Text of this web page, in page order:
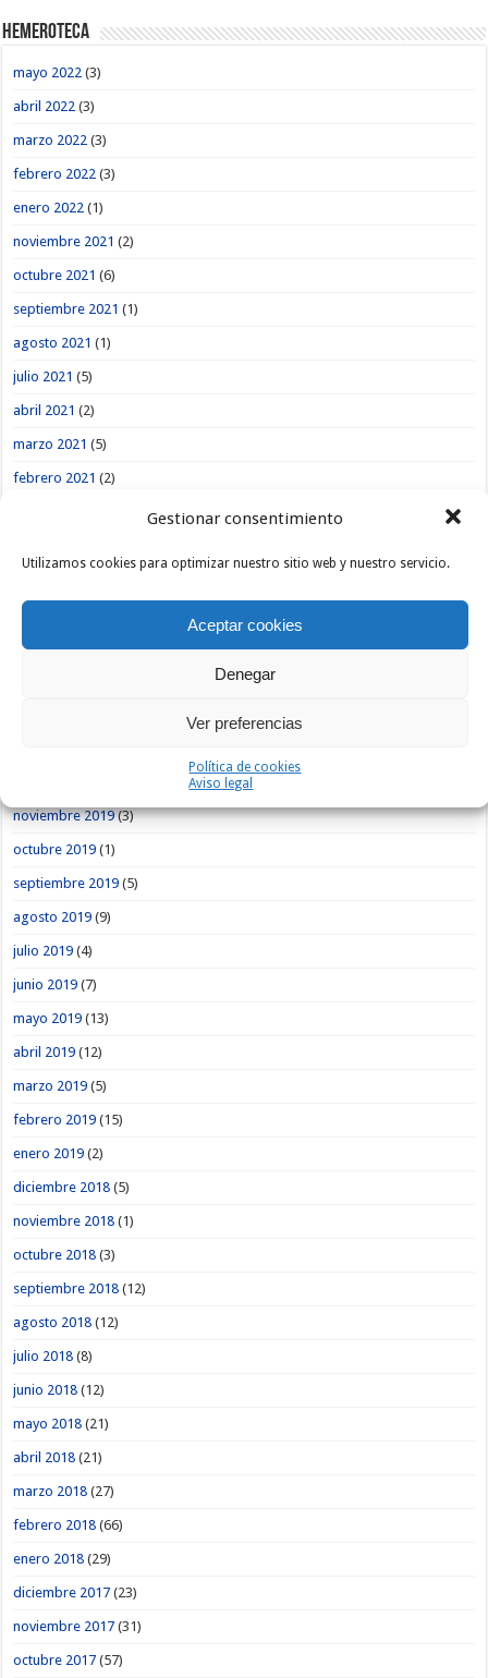
Gestionar consentimiento
Utilizamos cookies para optimizar nuestro sitio web y nuestro servicio.
Aceptar cookies
Denegar
Ver preferencias
Política de cookies
Aviso legal
Hemeroteca
mayo 2022 (3)
abril 2022 (3)
marzo 2022 (3)
febrero 2022 (3)
enero 2022 (1)
noviembre 2021 (2)
octubre 2021 (6)
septiembre 2021 (1)
agosto 2021 (1)
julio 2021 (5)
abril 2021 (2)
marzo 2021 (5)
febrero 2021 (2)
abril 2020(2)
noviembre 2019(3)
octubre 2019 (1)
septiembre 2019 (5)
agosto 2019 (9)
julio 2019 (4)
junio 2019 (7)
mayo 2019 (13)
abril 2019 (12)
marzo 2019 (5)
febrero 2019 (15)
enero 2019 (2)
diciembre 2018 (5)
noviembre 2018 (1)
octubre 2018 (3)
septiembre 2018 (12)
agosto 2018 (12)
julio 2018 (8)
junio 2018 (12)
mayo 2018 (21)
abril 2018 (21)
marzo 2018 (27)
febrero 2018 (66)
enero 2018 (29)
diciembre 2017 (23)
noviembre 2017 (31)
octubre 2017 (57)